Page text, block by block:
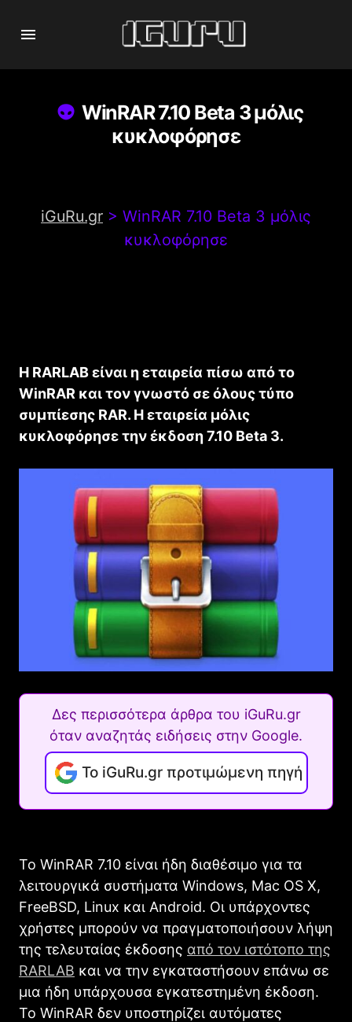
WinRAR 7.10 Beta 3 μόλις
κυκλοφόρησε
iGuRu.gr > WinRAR 7.10 Beta 3 μόλις
κυκλοφόρησε
H RARLAB είναι η εταιρεία πίσω από το
WinRAR και τον γνωστό σε όλους τύπο
συμπίεσης RAR. Η εταιρεία μόλις
κυκλοφόρησε την έκδοση 7.10 Beta 3.
Δες περισσότερα άρθρα του iGuRu.gr
όταν αναζητάς ειδήσεις στην Google.
Το iGuRu.gr προτιμώμενη πηγή
Το WinRAR 7.10 είναι ήδη διαθέσιμο για τα
λειτουργικά συστήματα Windows, Mac OS X,
FreeBSD, Linux και Android. Οι υπάρχοντες
χρήστες μπορούν να πραγματοποιήσουν λήψη
της τελευταίας έκδοσης από τον ιστότοπο της
RARLAB και να την εγκαταστήσουν επάνω σε
μια ήδη υπάρχουσα εγκατεστημένη έκδοση.
Το WinRAR δεν υποστηρίζει αυτόματες